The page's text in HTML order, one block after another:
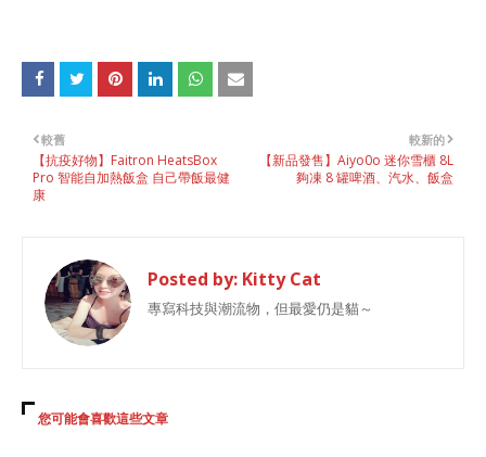
較新的
【新品發售】Aiyo0o 迷你雪櫃 8L
夠凍 8 罐啤酒、汽水、飯盒
較舊
【抗疫好物】Faitron HeatsBox
Pro 智能自加熱飯盒 自己帶飯最健
康
Posted by: Kitty Cat
專寫科技與潮流物，但最愛仍是貓～
您可能會喜歡這些文章